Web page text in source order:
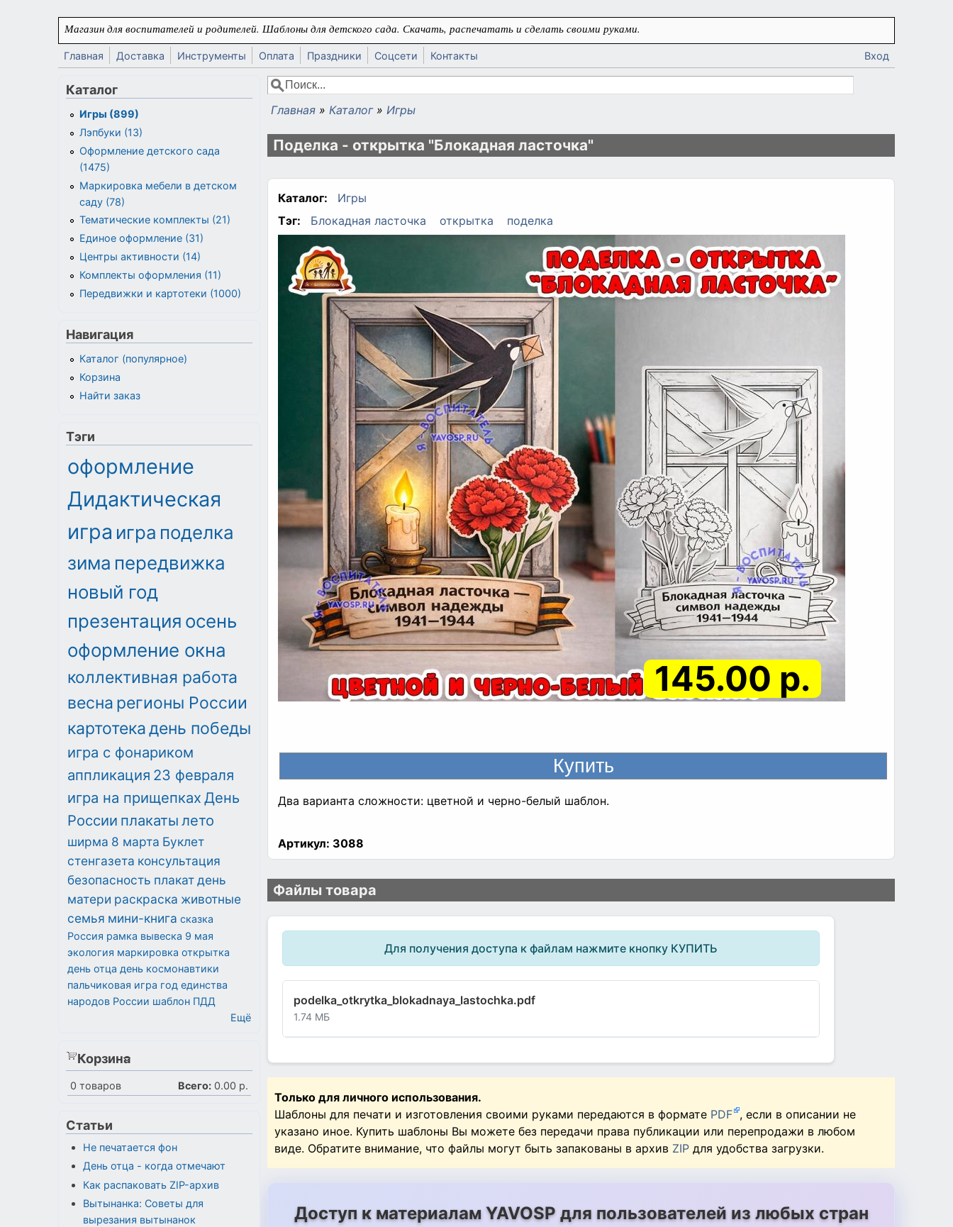
Перейти к основному содержанию
Магазин для воспитателей и родителей. Шаблоны для детского сада. Скачать, распечатать и сделать своими руками.
Главная Доставка Инструменты Оплата Праздники Соцсети Контакты Вход
Форма поиска
Поиск
Вы здесь
Главная » Каталог » Игры
Поделка - открытка "Блокадная ласточка"
Каталог:
Игры
Тэг:
Блокадная ласточка открытка поделка
145.00 р.
Два варианта сложности: цветной и черно-белый шаблон.
Артикул: 3088
Файлы товара
Для получения доступа к файлам нажмите кнопку КУПИТЬ
podelka_otkrytka_blokadnaya_lastochka.pdf
1.74 МБ
Только для личного использования.
Шаблоны для печати и изготовления своими руками передаются в формате PDF , если в описании не
указано иное. Купить шаблоны Вы можете без передачи права публикации или перепродажи в любом
виде. Обратите внимание, что файлы могут быть запакованы в архив ZIP для удобства загрузки.
Доступ к материалам YAVOSP для пользователей из любых стран
Каталог
Игры (899)
Лэпбуки (13)
Оформление детского сада
(1475)
Маркировка мебели в детском
саду (78)
Тематические комплекты (21)
Единое оформление (31)
Центры активности (14)
Комплекты оформления (11)
Передвижки и картотеки (1000)
Навигация
Каталог (популярное)
Корзина
Найти заказ
Тэги
оформление
Дидактическая
игра игра поделка
зима передвижка
новый год
презентация осень
оформление окна
коллективная работа
весна регионы России
картотекадень победы
игра с фонариком
аппликация 23 февраля
игра на прищепках День
России плакаты лето
ширма 8 марта Буклет
стенгазета консультация
безопасность плакатдень
матери раскраска животные
семья мини-книга сказка
Россия рамка вывеска 9 мая
экология маркировка открытка
день отца день космонавтики
пальчиковая игра год единства
народов России шаблон ПДД
Ещё
Корзина
0 товаров Всего: 0.00 р.
Статьи
Не печатается фон
День отца - когда отмечают
Как распаковать ZIP-архив
Вытынанка: Советы для
вырезания вытынанок